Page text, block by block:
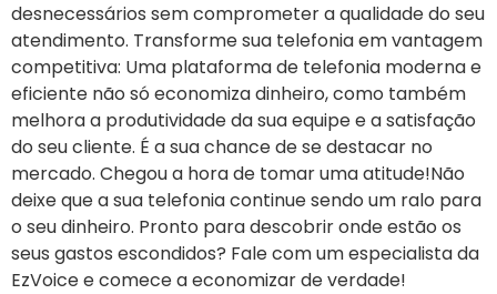
desnecessários sem comprometer a qualidade do seu
atendimento. Transforme sua telefonia em vantagem
competitiva: Uma plataforma de telefonia moderna e
eficiente não só economiza dinheiro, como também
melhora a produtividade da sua equipe e a satisfação
do seu cliente. É a sua chance de se destacar no
mercado. Chegou a hora de tomar uma atitude!Não
deixe que a sua telefonia continue sendo um ralo para
o seu dinheiro. Pronto para descobrir onde estão os
seus gastos escondidos? Fale com um especialista da
EzVoice e comece a economizar de verdade!